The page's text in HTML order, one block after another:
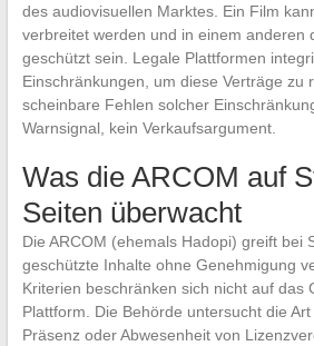
des audiovisuellen Marktes. Ein Film
verbreitet werden und in einem anderen
geschützt sein. Legale Plattformen
Einschränkungen, um diese Verträge zu
scheinbare Fehlen solcher
Warnsignal, kein Verkaufsargument.
Was die ARCOM auf
Seiten überwacht
Die ARCOM (ehemals Hadopi) greift bei
geschützte Inhalte ohne Genehmigung
Kriterien beschränken sich nicht auf das
Plattform. Die Behörde untersucht die
Präsenz oder Abwesenheit von